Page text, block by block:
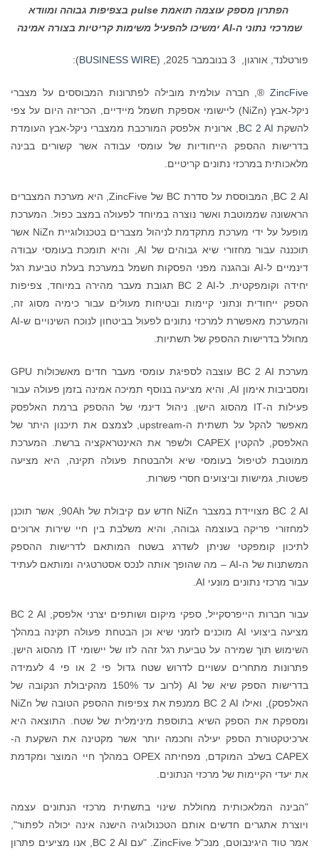
הפתרון מספק עוצמה תואמת pulse בצפיפות גבוהה ומוודא
שמרכזי נתוני ה-AI ימשיכו להפעיל משימות קריטיות בצורה אמינה
פורטלנד, אורגון, 3 בנובמבר 2025, ( BUSINESS WIRE
):
ZincFive ®, חברה עולמית מובילה לפתרונות המבוססים על מצברי
ניקל-אבץ (NiZn) ליישומי אספקת חשמל מיידיים, הכריזה היום על צפי
להשקת BC 2 AI, ארונית אלפסק המורכבת ממצברי ניקל-אבץ העומדת
בדרישות ההספק הייחודיות של עומסי עבודה אשר קשורים בבינה
מלאכותית במרכזי נתונים קריטיים.
BC 2 AI, המבוססת על סדרת BC של ZincFive, היא מערכת המצברים
הראשונה שממוטבת ואשר נוצרה במיוחד לפעולה במצב כפול. המערכת
מופעל על ידי מערכת מתקדמת לניהול מצברים בטכנולוגיית NiZn אשר
תוכננה עבור מחזורי שיא גבוהים של AI, והיא תומכת בעומסי עבודה
דינמיים ל-AI ובהגנה מפני הפסקות חשמל במערכת בעלת טביעת רגל
יחידה וקומפקטית. ל-BC 2 AI תגובת מעבר מהירה במיוחד, צפיפות
הספק ייחודית ונתוני קיימות ובטיחות מעולים עבור כימיה מסוג זה,
והמערכת מאפשרת למרכזי נתונים לפעול בביטחון לנוכח השינויים ש-AI
מחולל בדרישות ההספק של תשתיות.
מערכת BC 2 AI עוצבה לספיגת עומסי מעבר חדים מאשכולות GPU
ומסביבות אימון AI, והיא מציעה בנוסף תמיכה אמינה בזמן פעולה עבור
פעילות ה-IT מהסוג הישן. ניהול דינמי של ההספק ברמת האלפסק
מאפשר להקל על תשתית ה-upstream, לצמצם את תיכנון היתר של
האלפסק, להקטין CAPEX ולשפר את האינטראקציה ברשת. המערכת
ממוטבת לטיפול בעומסי שיא ולהבטחת פעולה תקינה, היא מציעה
פשטות, גמישות וביצועים חסרי פשרות.
BC 2 AI מצויידת במצבר NiZn חדש עם קיבולת של 90Ah, אשר תוכנן
למחזורי פריקה בעוצמה גבוהה, והיא משלבת בין חיי שירות ארוכים
לתיכון קומפקטי שניתן לשדרג בשטח המותאם לדרישות ההספק
המשתנות של ה-AI – מה שהופך אותה לנכס אסטרטגיה ומותאם לעתיד
עבור מרכזי נתונים מונעי AI.
עבור חברות הייפרסקייל, ספקי מיקום ושותפים יצרני אלפסק, BC 2 AI
מציעה ביצועי AI מוכנים לזמני שיא וכן הבטחת פעולה תקינה במהלך
השימוש תוך שמירה על טביעת רגל זהה לזו של יישומי IT מהסוג הישן.
פתרונות מתחרים עשויים לדרוש שטח גדול פי 2 או פי 4 לעמידה
בדרישות הספק שיא של AI (לרוב עד 150% מהקיבולת הנקובה של
האלפסק), ואילו BC 2 AI ממנפת את צפיפות ההספק הטובה של NiZn
ומספקת את הספק השיא בתוספת מינימלית של שטח. התוצאה היא
ארכיטקטורת הספק יעילה וחכמה יותר אשר מקטינה את השקעת ה-
CAPEX בשלב המוקדם, מפחיתה OPEX במהלך חיי המוצר ומקדמת
את יעדי הקיימות של מרכזי הנתונים.
"הבינה המלאכותית מחוללת שינוי בתשתית מרכזי הנתונים עצמה
ויוצרת אתגרים חדשים אותם הטכנולוגיה הישנה אינה יכולה לפתור",
אמר טוד היגינבוטם, מנכ"ל ZincFive. "עם BC 2 AI, אנו מציעים פתרון